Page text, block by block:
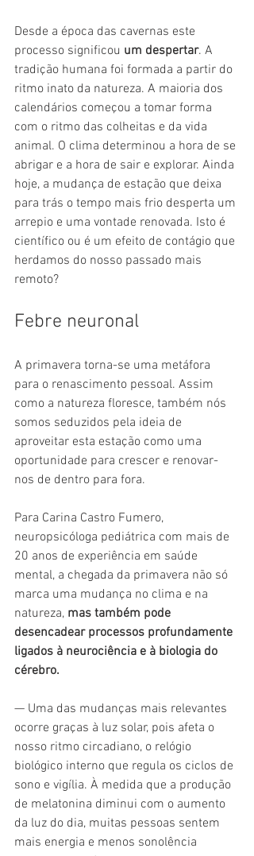
Desde a época das cavernas este
processo significou um despertar. A
tradição humana foi formada a partir do
ritmo inato da natureza. A maioria dos
calendários começou a tomar forma
com o ritmo das colheitas e da vida
animal. O clima determinou a hora de se
abrigar e a hora de sair e explorar. Ainda
hoje, a mudança de estação que deixa
para trás o tempo mais frio desperta um
arrepio e uma vontade renovada. Isto é
científico ou é um efeito de contágio que
herdamos do nosso passado mais
remoto?
Febre neuronal
A primavera torna-se uma metáfora
para o renascimento pessoal. Assim
como a natureza floresce, também nós
somos seduzidos pela ideia de
aproveitar esta estação como uma
oportunidade para crescer e renovar-
nos de dentro para fora.
Para Carina Castro Fumero,
neuropsicóloga pediátrica com mais de
20 anos de experiência em saúde
mental, a chegada da primavera não só
marca uma mudança no clima e na
natureza, mas também pode
desencadear processos profundamente
ligados à neurociência e à biologia do
cérebro.
— Uma das mudanças mais relevantes
ocorre graças à luz solar, pois afeta o
nosso ritmo circadiano, o relógio
biológico interno que regula os ciclos de
sono e vigília. À medida que a produção
de melatonina diminui com o aumento
da luz do dia, muitas pessoas sentem
mais energia e menos sonolência